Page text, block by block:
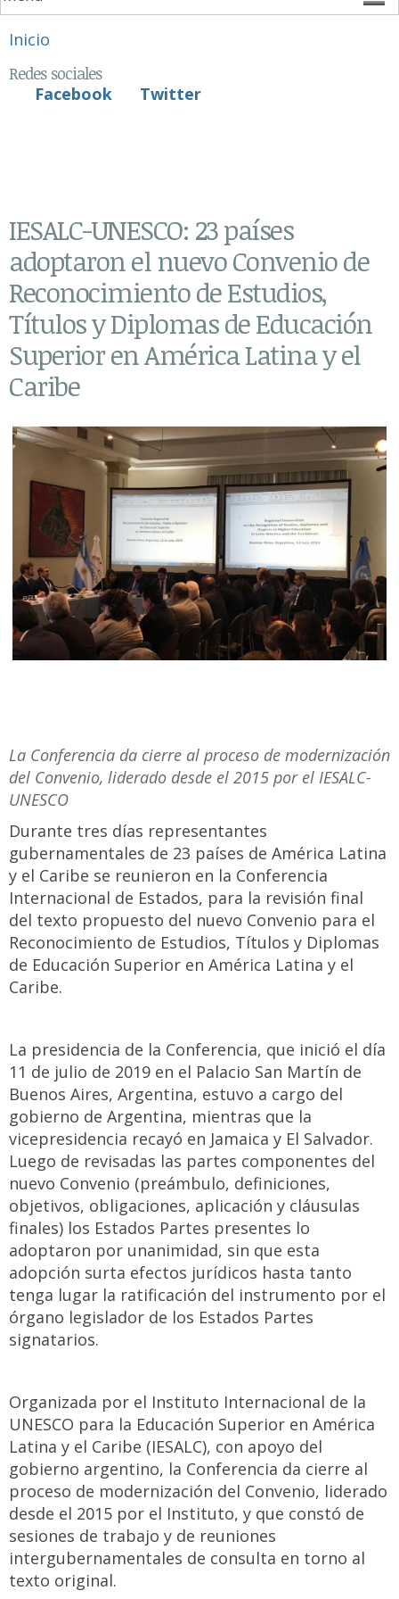
Se encuentra usted aquí
Inicio
Redes sociales
Facebook
Twitter
IESALC-UNESCO: 23 países
adoptaron el nuevo Convenio de
Reconocimiento de Estudios,
Títulos y Diplomas de Educación
Superior en América Latina y el
Caribe
La Conferencia da cierre al proceso de modernización
del Convenio, liderado desde el 2015 por el IESALC-
UNESCO
Durante tres días representantes
gubernamentales de 23 países de América Latina
y el Caribe se reunieron en la Conferencia
Internacional de Estados, para la revisión final
del texto propuesto del nuevo Convenio para el
Reconocimiento de Estudios, Títulos y Diplomas
de Educación Superior en América Latina y el
Caribe.
La presidencia de la Conferencia, que inició el día
11 de julio de 2019 en el Palacio San Martín de
Buenos Aires, Argentina, estuvo a cargo del
gobierno de Argentina, mientras que la
vicepresidencia recayó en Jamaica y El Salvador.
Luego de revisadas las partes componentes del
nuevo Convenio (preámbulo, definiciones,
objetivos, obligaciones, aplicación y cláusulas
finales) los Estados Partes presentes lo
adoptaron por unanimidad, sin que esta
adopción surta efectos jurídicos hasta tanto
tenga lugar la ratificación del instrumento por el
órgano legislador de los Estados Partes
signatarios.
Organizada por el Instituto Internacional de la
UNESCO para la Educación Superior en América
Latina y el Caribe (IESALC), con apoyo del
gobierno argentino, la Conferencia da cierre al
proceso de modernización del Convenio, liderado
desde el 2015 por el Instituto, y que constó de
sesiones de trabajo y de reuniones
intergubernamentales de consulta en torno al
texto original.